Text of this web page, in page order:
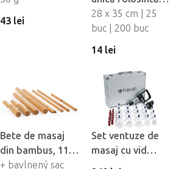
43 lei
pentru orificiul
fetei din material
netesut Fabulo
28 x 35 cm | 25
buc | 200 buc
14 lei
Bete de masaj
din bambus, 11
buc
+ bavlnený sac
Set ventuze de
masaj cu vid
Fabulo Luxury 19